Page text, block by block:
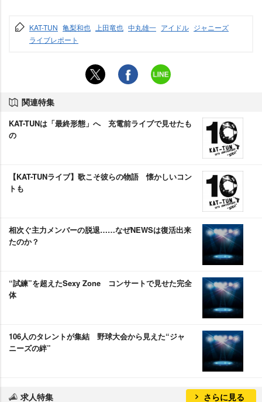
KAT-TUN 亀梨和也 上田竜也 中丸雄一 アイドル ジャニーズ
ライブレポート
関連特集
KAT-TUNは「最終形態」へ 充電前ライブで見せたも
の
【KAT-TUNライブ】歌こそ彼らの物語 懐かしいコン
トも
相次ぐ主力メンバーの脱退……なぜNEWSは復活出来
たのか？
“試練”を超えたSexy Zone コンサートで見せた完全
体
106人のタレントが集結 野球大会から見えた“ジャ
ニーズの絆”
求人特集 さらに見る